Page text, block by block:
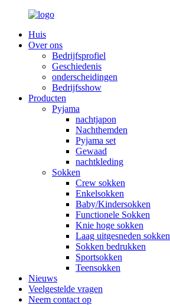
Huis
Over ons
Bedrijfsprofiel
Geschiedenis
onderscheidingen
Bedrijfsshow
Producten
Pyjama
nachtjapon
Nachthemden
Pyjama set
Gewaad
nachtkleding
Sokken
Crew sokken
Enkelsokken
Baby/Kindersokken
Functionele Sokken
Knie hoge sokken
Laag uitgesneden sokken
Sokken bedrukken
Sportsokken
Teensokken
Nieuws
Veelgestelde vragen
Neem contact op